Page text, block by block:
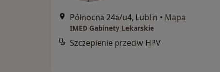
Północna 24a/u4, Lublin • Mapa
IMED Gabinety Lekarskie
Szczepienie przeciw HPV